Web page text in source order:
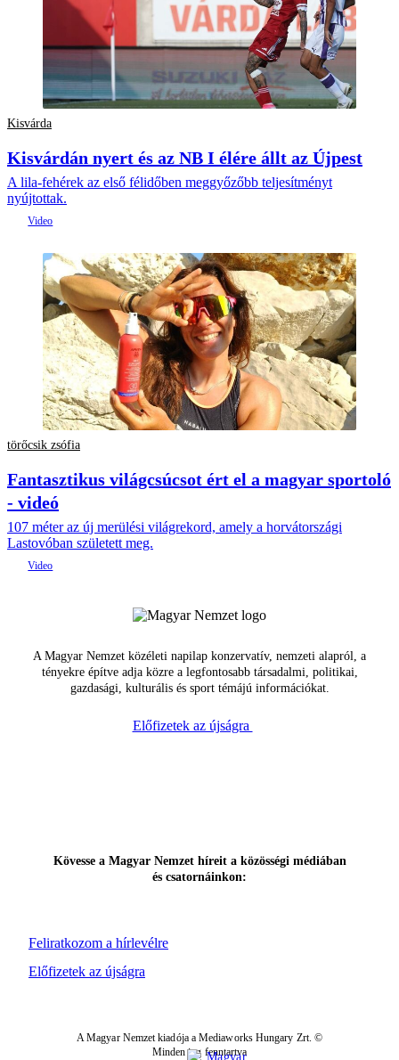
Kisvárda
Kisvárdán nyert és az NB I élére állt az Újpest
A lila-fehérek az első félidőben meggyőzőbb teljesítményt
nyújtottak.
törőcsik zsófia
Fantasztikus világcsúcsot ért el a magyar sportoló
- videó
107 méter az új merülési világrekord, amely a horvátországi
Lastovóban született meg.
A Magyar Nemzet közéleti napilap konzervatív, nemzeti alapról, a
tényekre építve adja közre a legfontosabb társadalmi, politikai,
gazdasági, kulturális és sport témájú információkat.
Előfizetek az újságra
Feliratkozom a hírlevélre
Kövesse a Magyar Nemzet híreit a közösségi médiában
és csatornáinkon:
Előfizetek az újságra
A Magyar Nemzet kiadója a Mediaworks Hungary Zrt. ©
Minden jog fenntartva